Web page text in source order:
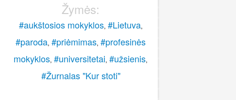
Žymės:
#aukštosios mokyklos, #Lietuva,
#paroda, #priėmimas, #profesinės
mokyklos, #universitetai, #užsienis,
#Žurnalas "Kur stoti"